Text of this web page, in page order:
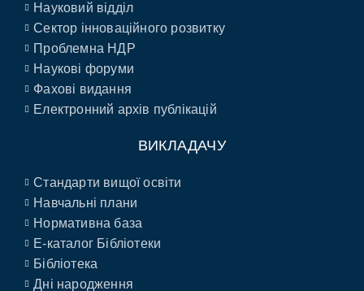
Науковий відділ
Сектор інноваційного розвитку
Проблемна НДР
Наукові форуми
Фахові видання
Електронний архів публікацій
ВИКЛАДАЧУ
Стандарти вищої освіти
Навчальні плани
Нормативна база
E-каталог Бібліотеки
Бібліотека
Дні народження